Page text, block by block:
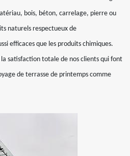
bois, béton, carrelage, pierre ou
naturels respectueux de
efficaces que les produits chimiques.
satisfaction totale de nos clients qui font
de terrasse de printemps comme